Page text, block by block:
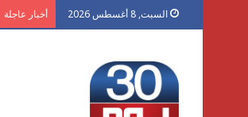
السبت, 8 أغسطس 2026 أخبار عاجلة